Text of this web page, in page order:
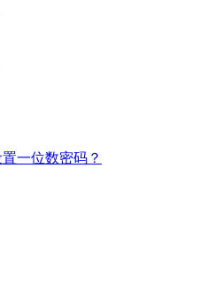
一位数密码？